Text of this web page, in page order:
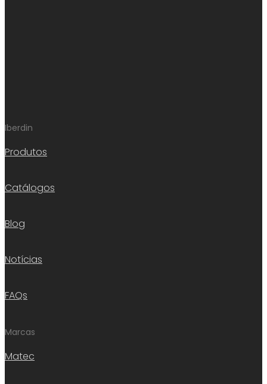
Iberdin
Produtos
Catálogos
Blog
Notícias
FAQs
Marcas
Matec